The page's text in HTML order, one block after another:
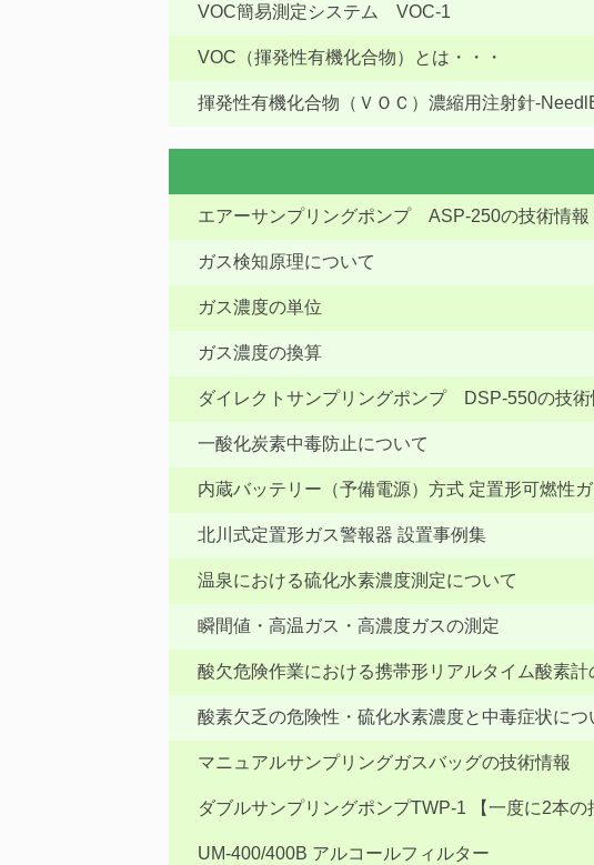
VOC簡易測定システム VOC-1
VOC（揮発性有機化合物）とは・・・
揮発性有機化合物（ＶＯＣ）濃縮用注射針-
エアーサンプリングポンプ ASP-250の技術情報
ガス検知原理について
ガス濃度の単位
ガス濃度の換算
ダイレクトサンプリングポンプ DSP-550の技術
一酸化炭素中毒防止について
内蔵バッテリー（予備電源）方式 定置形可燃性
北川式定置形ガス警報器 設置事例集
温泉における硫化水素濃度測定について
瞬間値・高温ガス・高濃度ガスの測定
酸欠危険作業における携帯形リアルタイム酸素計
酸素欠乏の危険性・硫化水素濃度と中毒症状につ
マニュアルサンプリングガスバッグの技術情報
ダブルサンプリングポンプTWP-1 【一度に2本の
UM-400/400B アルコールフィルター